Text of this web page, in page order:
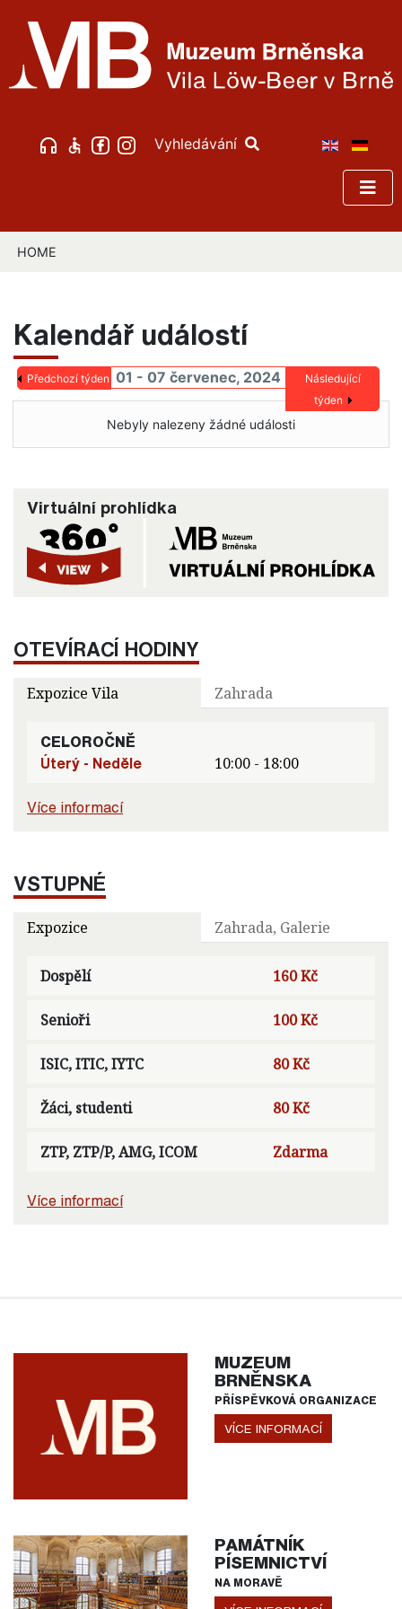
Vyhledávání
HOME
Kalendář událostí
Předchozí týden 01 - 07 červenec, 2024
Následující
týden
Nebyly nalezeny žádné události
Virtuální prohlídka
OTEVÍRACÍ HODINY
Expozice Vila Zahrada
CELOROČNĚ
Úterý - Neděle
10:00 - 18:00
Více informací
VSTUPNÉ
Expozice Zahrada, Galerie
Dospělí 160 Kč
Senioři 100 Kč
ISIC, ITIC, IYTC 80 Kč
Žáci, studenti 80 Kč
ZTP, ZTP/P, AMG, ICOM Zdarma
Více informací
MUZEUM
BRNĚNSKA
PŘÍSPĚVKOVÁ ORGANIZACE
VÍCE INFORMACÍ
PAMÁTNÍK
PÍSEMNICTVÍ
NA MORAVĚ